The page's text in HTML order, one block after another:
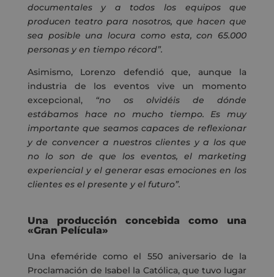
documentales y a todos los equipos que
producen teatro para nosotros, que hacen que
sea posible una locura como esta, con 65.000
personas y en tiempo récord”.
Asimismo, Lorenzo defendió que, aunque la
industria de los eventos vive un momento
excepcional, “no os olvidéis de dónde
estábamos hace no mucho tiempo. Es muy
importante que seamos capaces de reflexionar
y de convencer a nuestros clientes y a los que
no lo son de que los eventos, el marketing
experiencial y el generar esas emociones en los
clientes es el presente y el futuro”.
Una producción concebida como una
«Gran Película»
Una efeméride como el 550 aniversario de la
Proclamación de Isabel la Católica, que tuvo lugar